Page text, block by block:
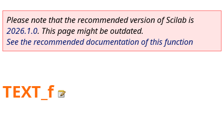
Please note that the recommended version of Scilab is
2026.1.0. This page might be outdated.
See the recommended documentation of this function
TEXT_f